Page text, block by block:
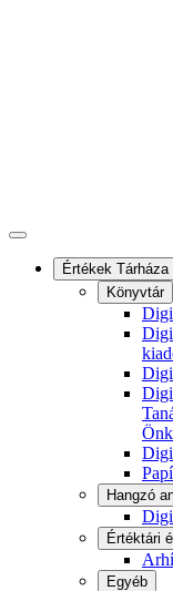
Értékek Tárháza
Könyvtár
Hangzó
Értéktári
Egyéb